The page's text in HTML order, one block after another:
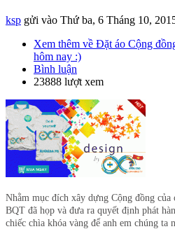
ksp gửi vào Thứ ba, 6 Tháng 10,
Xem thêm về Đặt áo Cộng
hôm nay :)
Bình luận
23888 lượt xem
Nhằm mục đích xây dựng Cộng đồng của
BQT đã họp và đưa ra quyết định phát
chiếc chìa khóa vàng để anh em chúng ta